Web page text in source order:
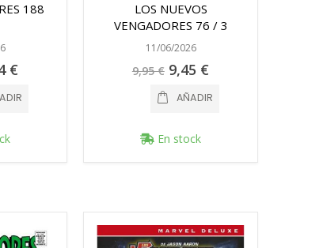
188
€
LOS NUEVOS
VENGADORES 76 / 3
11/06/2026
9,95 € Precio
especial
9,45 €
AÑADIR
En stock